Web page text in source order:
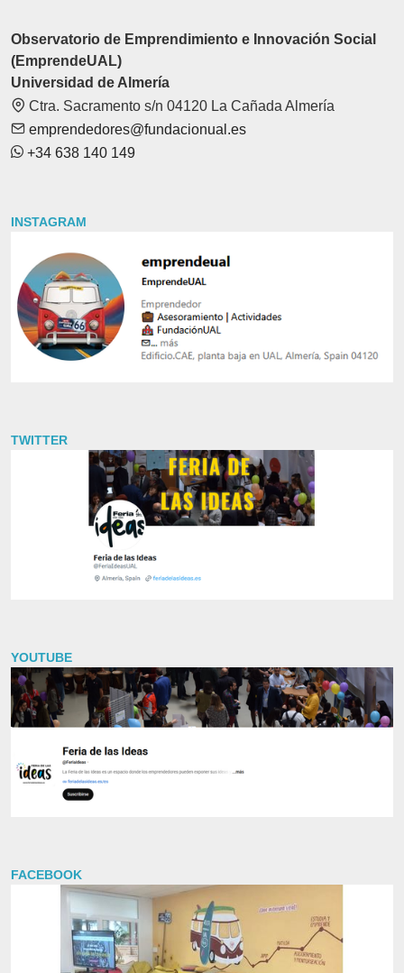
Observatorio de Emprendimiento e Innovación Social
(EmprendeUAL)
Universidad de Almería
Ctra. Sacramento s/n 04120 La Cañada Almería
emprendedores@fundacionual.es
+34 638 140 149
INSTAGRAM
TWITTER
YOUTUBE
FACEBOOK